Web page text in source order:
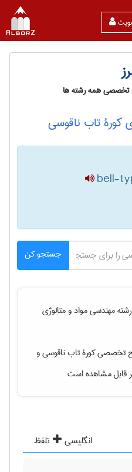
تخصصی همه رشته ها
کورۀ تاب ناقوسی
bell-
جستجو کن
مهندسی مواد و متالوژی
تخصصیکورۀ تاب ناقوسیو
قابل مشاهده است
انگلیسی
تلفظ